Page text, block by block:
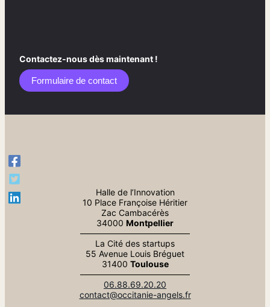
Contactez-nous dès maintenant !
Formulaire de contact​
Halle de l’Innovation
10 Place Françoise Héritier
Zac Cambacérès
34000 Montpellier
—————————————
La Cité des startups
55 Avenue Louis Bréguet
31400 Toulouse
—————————————
06.88.69.20.20
contact@occitanie-angels.fr